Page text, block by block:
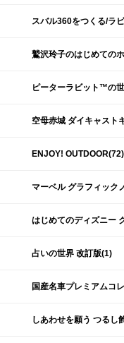
スバル360をつくる/ラ
鷲沢玲子のはじめての
ピーターラビット™の
空母赤城 ダイキャスト
ENJOY! OUTDOOR(72)
マーベル グラフィック
はじめてのディズニー
占いの世界 改訂版(1)
国産名車プレミアムコ
しあわせを願う つるし